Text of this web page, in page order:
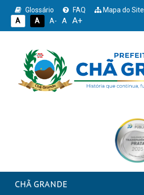
Glossário FAQ Mapa do Site
A
A A- A A+
CHÃ GRANDE